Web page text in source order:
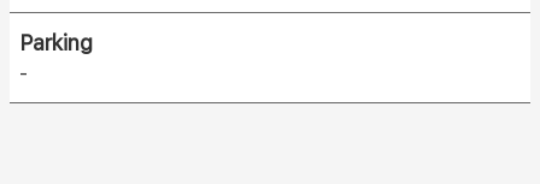
Parking
-